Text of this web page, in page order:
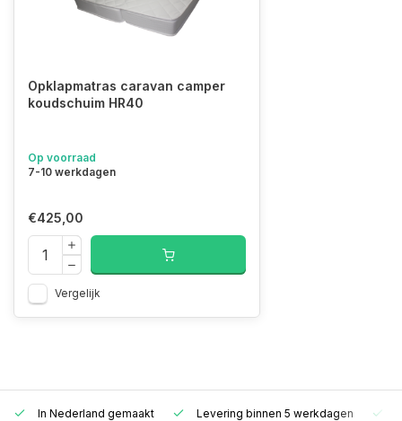
Opklapmatras caravan camper
koudschuim HR40
Op voorraad
7-10 werkdagen
€425,00
Vergelijk
In Nederland gemaakt Levering binnen 5 werkdagen